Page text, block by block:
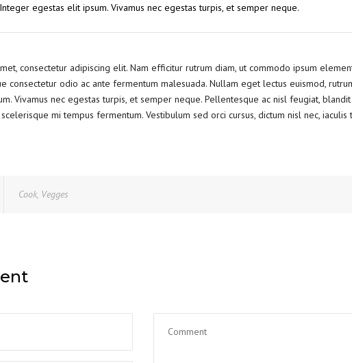
egestas elit ipsum. Vivamus nec egestas turpis, et semper neque.
consectetur adipiscing elit. Nam efficitur rutrum diam, ut commodo ipsum
consectetur odio ac ante fermentum malesuada. Nullam eget lectus euismod,
Vivamus nec egestas turpis, et semper neque. Pellentesque ac nisl feugiat,
mi tempus fermentum. Vestibulum sed orci cursus, dictum nisl nec, iaculis
Cook Vegges